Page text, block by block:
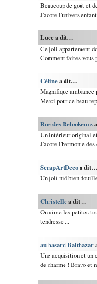
Beaucoup de goût et
J'adore l'univers
Luce a dit…
Ce joli appartement
Comment faites-vous
Célinea dit…
Magnifique ambiance
Merci pour ce beau
Rue des Relookeurs
Un intérieur original
J'adore l'harmonie
ScrapArtDecoa dit…
Un joli nid bien
Christellea dit…
On aime les petites
tendresse ...
au hasard Balthazar
Une acquisition et un
de charme ! Bravo et